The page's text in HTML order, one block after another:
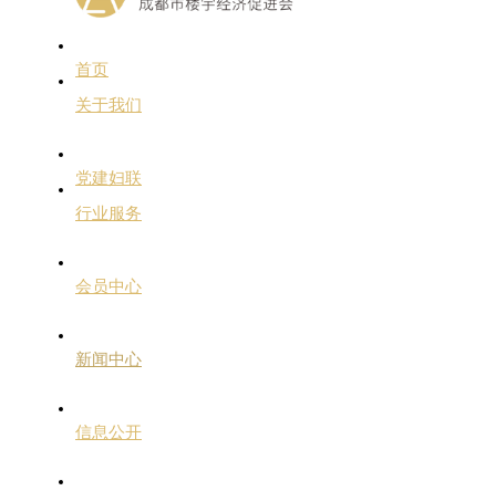
首页
关于我们
党建妇联
行业服务
会员中心
新闻中心
信息公开